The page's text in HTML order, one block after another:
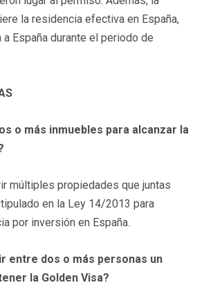
la residencia efectiva en España,
España durante el periodo de
o más inmuebles para alcanzar la
múltiples propiedades que juntas
en la Ley 14/2013 para
por inversión en España.
entre dos o más personas un
la Golden Visa?